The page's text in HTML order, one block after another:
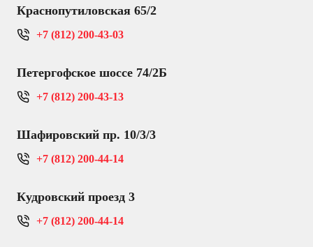
Краснопутиловская 65/2
+7 (812) 200-43-03
Петергофское шоссе 74/2Б
+7 (812) 200-43-13
Шафировский пр. 10/3/3
+7 (812) 200-44-14
Кудровский проезд 3
+7 (812) 200-44-14